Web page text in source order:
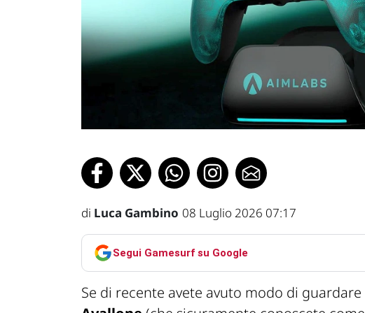
di Luca Gambino 08 Luglio 2026 07:17
Segui Gamesurf su Google
Se di recente avete avuto modo di guardare